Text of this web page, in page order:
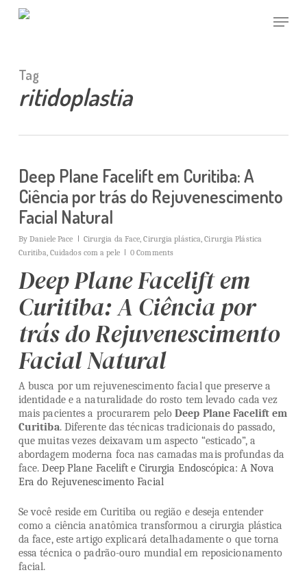
Menu
Tag
ritidoplastia
Deep Plane Facelift em Curitiba: A
Ciência por trás do Rejuvenescimento
Facial Natural
By Daniele Pace Cirurgia da Face,Cirurgia plástica,Cirurgia Plástica
Curitiba, Cuidados com a pele 0 Comments
Deep Plane Facelift em
Curitiba: A Ciência por
trás do Rejuvenescimento
Facial Natural
A busca por um rejuvenescimento facial que preserve a
identidade e a naturalidade do rosto tem levado cada vez
mais pacientes a procurarem peloDeep Plane Facelift em
Curitiba. Diferente das técnicas tradicionais do passado,
que muitas vezes deixavam um aspecto “esticado”, a
abordagem moderna foca nas camadas mais profundas da
face. Deep Plane Facelift e Cirurgia Endoscópica: A Nova
Era do Rejuvenescimento Facial
Se você reside em Curitiba ou região e deseja entender
como a ciência anatômica transformou a cirurgia plástica
da face, este artigo explicará detalhadamente o que torna
essa técnica o padrão-ouro mundial em reposicionamento
facial.